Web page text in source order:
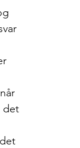
det